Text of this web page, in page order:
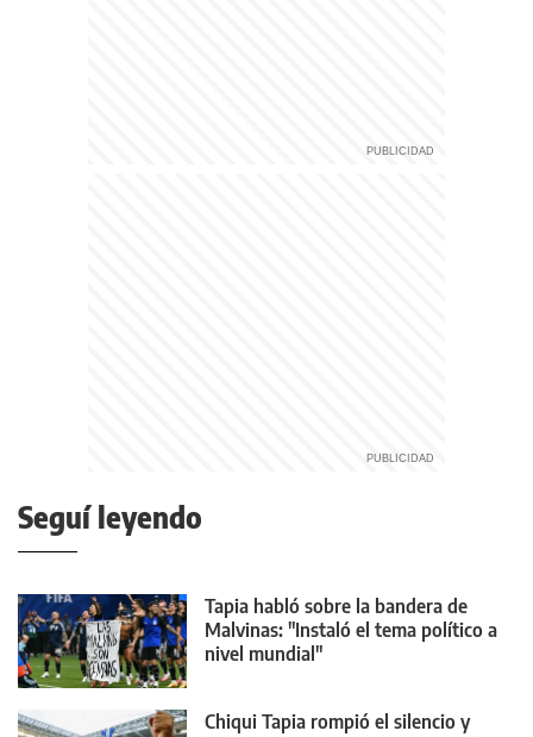
Seguí leyendo
Tapia habló sobre la bandera de
Malvinas: "Instaló el tema político a
nivel mundial"
Chiqui Tapia rompió el silencio y